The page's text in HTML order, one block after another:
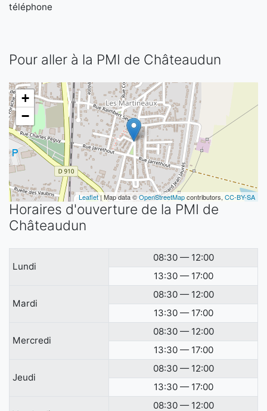
téléphone
Pour aller à la PMI de Châteaudun
+
−
Leaflet| Map data ©OpenStreetMapcontributors, CC-BY-SA
Horaires d'ouverture de la PMI de
Châteaudun
Lundi
08:30 — 12:00
13:30 — 17:00
Mardi
08:30 — 12:00
13:30 — 17:00
Mercredi
08:30 — 12:00
13:30 — 17:00
Jeudi
08:30 — 12:00
13:30 — 17:00
08:30 — 12:00